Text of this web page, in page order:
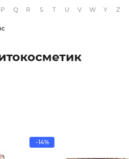
P Q R S T U V W Y Z
-14%